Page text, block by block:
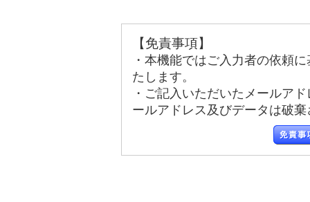
【免責事項】
・本機能ではご入力者の依頼
たします。
・ご記入いただいたメールア
ールアドレス及びデータは破